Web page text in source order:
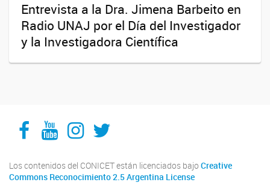
Entrevista a la Dra. Jimena Barbeito en
Radio UNAJ por el Día del Investigador
y la Investigadora Científica
Facebook
YouTube
Instagram
Twitter
Los contenidos del CONICET están licenciados bajo Creative
Commons Reconocimiento 2.5 Argentina License